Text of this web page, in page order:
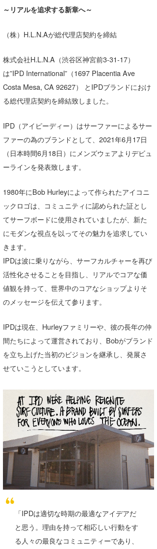
～リアルを追求する新章へ～
（株）H.L.N.Aが総代理店契約を締結
株式会社H.L.N.A（渋谷区神宮前3-31-17）
は”IPD International”（1697 Placentia Ave
Costa Mesa, CA 92627） とIPDブランドにおけ
る総代理店契約を締結致しました。
IPD（アイピーディー）はサーファーによるサー
ファーの為のブランドとして、2021年6月17日
（日本時間6月18日）にメンズウェアよりデビュ
ーラインを発表致します。
1980年にBob Hurleyによって作られたアイコニ
ックロゴは、コミュニティに認められた証とし
てサーフボードに使用されていましたが、新た
にモダンな視点を以ってその魅力を追求してい
きます。
IPDは波に乗りながら、サーフカルチャーを再び
活性化させることを目指し、リアルでコアな価
値観を持って、世界中のコアなショップよりそ
のメッセージを伝えて参ります。
IPDは現在、Hurleyファミリーや、彼の長年の仲
間たちによって運営されており、Bobがブランド
を立ち上げた当初のビジョンを継承し、発展さ
せていこうとしています。
「IPDは適切な時期の最適なアイデアだ
と思う。理由を持って相応しい行動をす
る人々の最良なコミュニティーであり、
伊豆
千葉南
四国
ルール＆How to
VOTE!
サーファーズ
Core Surf Japan
Naoya Kimoto
mitsuteru Kamio
Yasunari Inoue
Yoshiyuki Obata
CBA Films
熊谷素子
メディア
SURFMEDIA
Colors MAGAZINE
WAVAL
波伝説アンバサダー/プロライダー
福島寿実子
中浦“JET”章
田原啓江
植村未来
大野”MAR”修聖
喜納海人
波伝説スタッフ
☆加藤
chan-U
ECE
H
KID
KOBU
KY
MIN
OYZ
S.K
波伝説